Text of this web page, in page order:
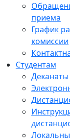
приема
График
комиссии
Студентам
Деканаты